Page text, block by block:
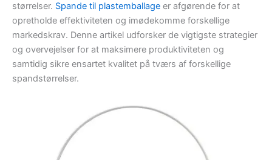
størrelser. Spande til plastemballage er afgørende for at
opretholde effektiviteten og imødekomme forskellige
markedskrav. Denne artikel udforsker de vigtigste strategier
og overvejelser for at maksimere produktiviteten og
samtidig sikre ensartet kvalitet på tværs af forskellige
spandstørrelser.